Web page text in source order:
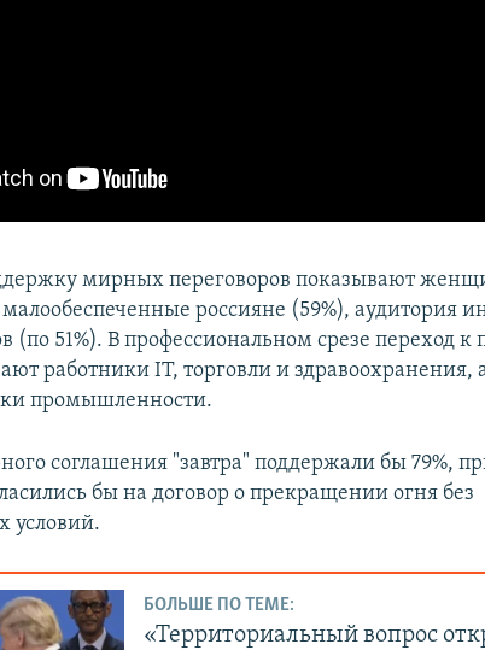
мирных переговоров показывают
россияне (59%), аудитория
(по 51%). В профессиональном срезе переход к
работники IT, торговли и здравоохранения,
промышленности.
соглашения "завтра" поддержали бы 79%,
бы на договор о прекращении огня без
условий.
БОЛЬШЕ ПО ТЕМЕ:
«Территориальный вопрос